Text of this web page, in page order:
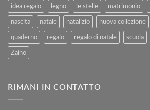
idea regalo legno le stelle matrimonio
nascita natale natalizio nuova collezione
quaderno regalo regalo di natale scuola
Zaino
RIMANI IN CONTATTO